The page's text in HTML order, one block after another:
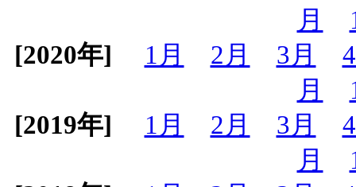
月
[2020年]
1月 2月 3月
月
[2019年]
1月 2月 3月
月